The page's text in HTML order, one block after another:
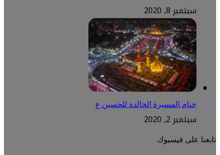
سبتمبر 8, 2020
ختام المسيرة الخالدة للحسين ع
سبتمبر 2, 2020
تابعنا على فيسبوك